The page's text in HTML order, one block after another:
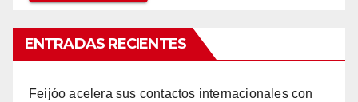
ENTRADAS RECIENTES
Feijóo acelera sus contactos internacionales con